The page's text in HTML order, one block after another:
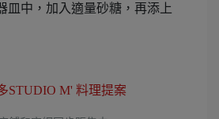
皿中，加入適量砂糖，再添上
STUDIO M' 料理提案